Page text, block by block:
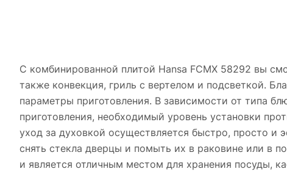
С комбинированной плитой Hansa FCMX 58292 вы
также конвекция, гриль с вертелом и подсветкой.
параметры приготовления. В зависимости от типа
приготовления, необходимый уровень установки
уход за духовкой осуществляется быстро, просто и
снять стекла дверцы и помыть их в раковине или в
и является отличным местом для хранения посуды,